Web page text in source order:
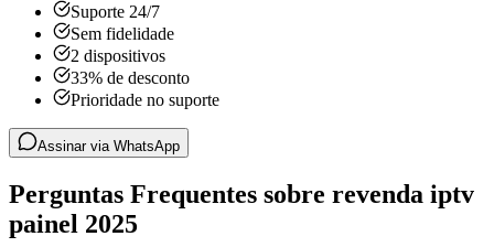
Suporte 24/7
Sem fidelidade
2 dispositivos
33% de desconto
Prioridade no suporte
Assinar via WhatsApp
Perguntas Frequentes sobre revenda iptv
painel 2025